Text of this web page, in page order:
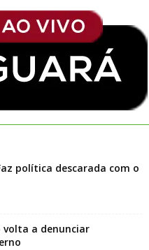
política descarada com o
volta a denunciar